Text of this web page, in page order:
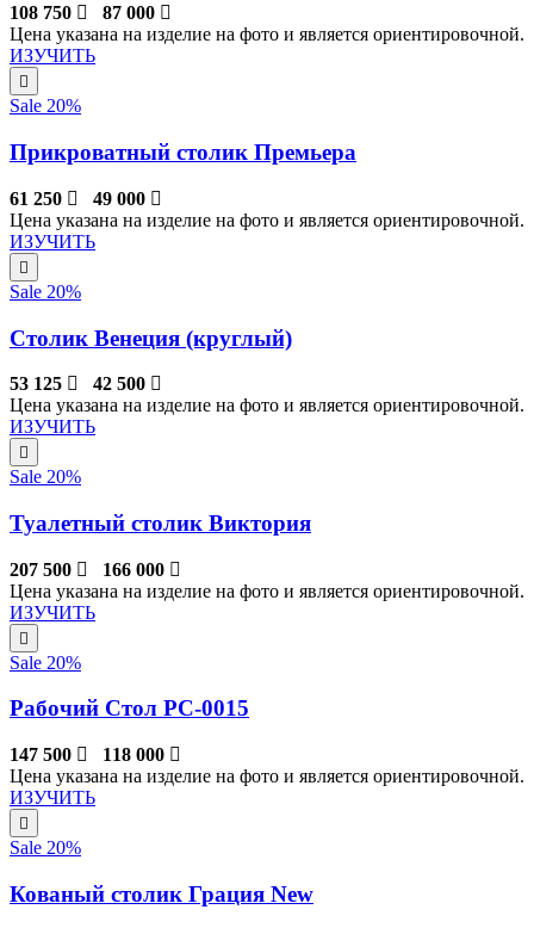
108 750
87 000
Цена указана на изделие на фото и является ориентировочной.
ИЗУЧИТЬ
Sale 20%
Прикроватный столик Премьера
61 250
49 000
Цена указана на изделие на фото и является ориентировочной.
ИЗУЧИТЬ
Sale 20%
Столик Венеция (круглый)
53 125
42 500
Цена указана на изделие на фото и является ориентировочной.
ИЗУЧИТЬ
Sale 20%
Туалетный столик Виктория
207 500
166 000
Цена указана на изделие на фото и является ориентировочной.
ИЗУЧИТЬ
Sale 20%
Рабочий Стол РС-0015
147 500
118 000
Цена указана на изделие на фото и является ориентировочной.
ИЗУЧИТЬ
Sale 20%
Кованый столик Грация New